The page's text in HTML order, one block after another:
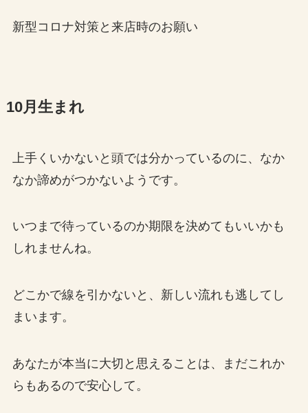
新型コロナ対策と来店時のお願い
10月生まれ
上手くいかないと頭では分かっているのに、なか
なか諦めがつかないようです。
いつまで待っているのか期限を決めてもいいかも
しれませんね。
どこかで線を引かないと、新しい流れも逃してし
まいます。
あなたが本当に大切と思えることは、まだこれか
らもあるので安心して。